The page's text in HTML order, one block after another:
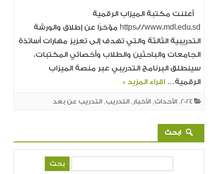
أعلنت مكتبة الميزاب الرقمية
https://www.mdl.edu.sd مؤخرًا عن إطلاق والورشة
التدريبية الثالثة والتي تهدف إلى تعزيز مهارات أساتذة
الجامعات والباحثين والطلاب وأخصائي المكتبات،
سينطلق البرنامج التدريبي عبر منصة الميزاب
الرقمية… اقراء المزيد »
2024
, الأحداث, الأخبار , التدريب, التدريب عن بعد
ابحث